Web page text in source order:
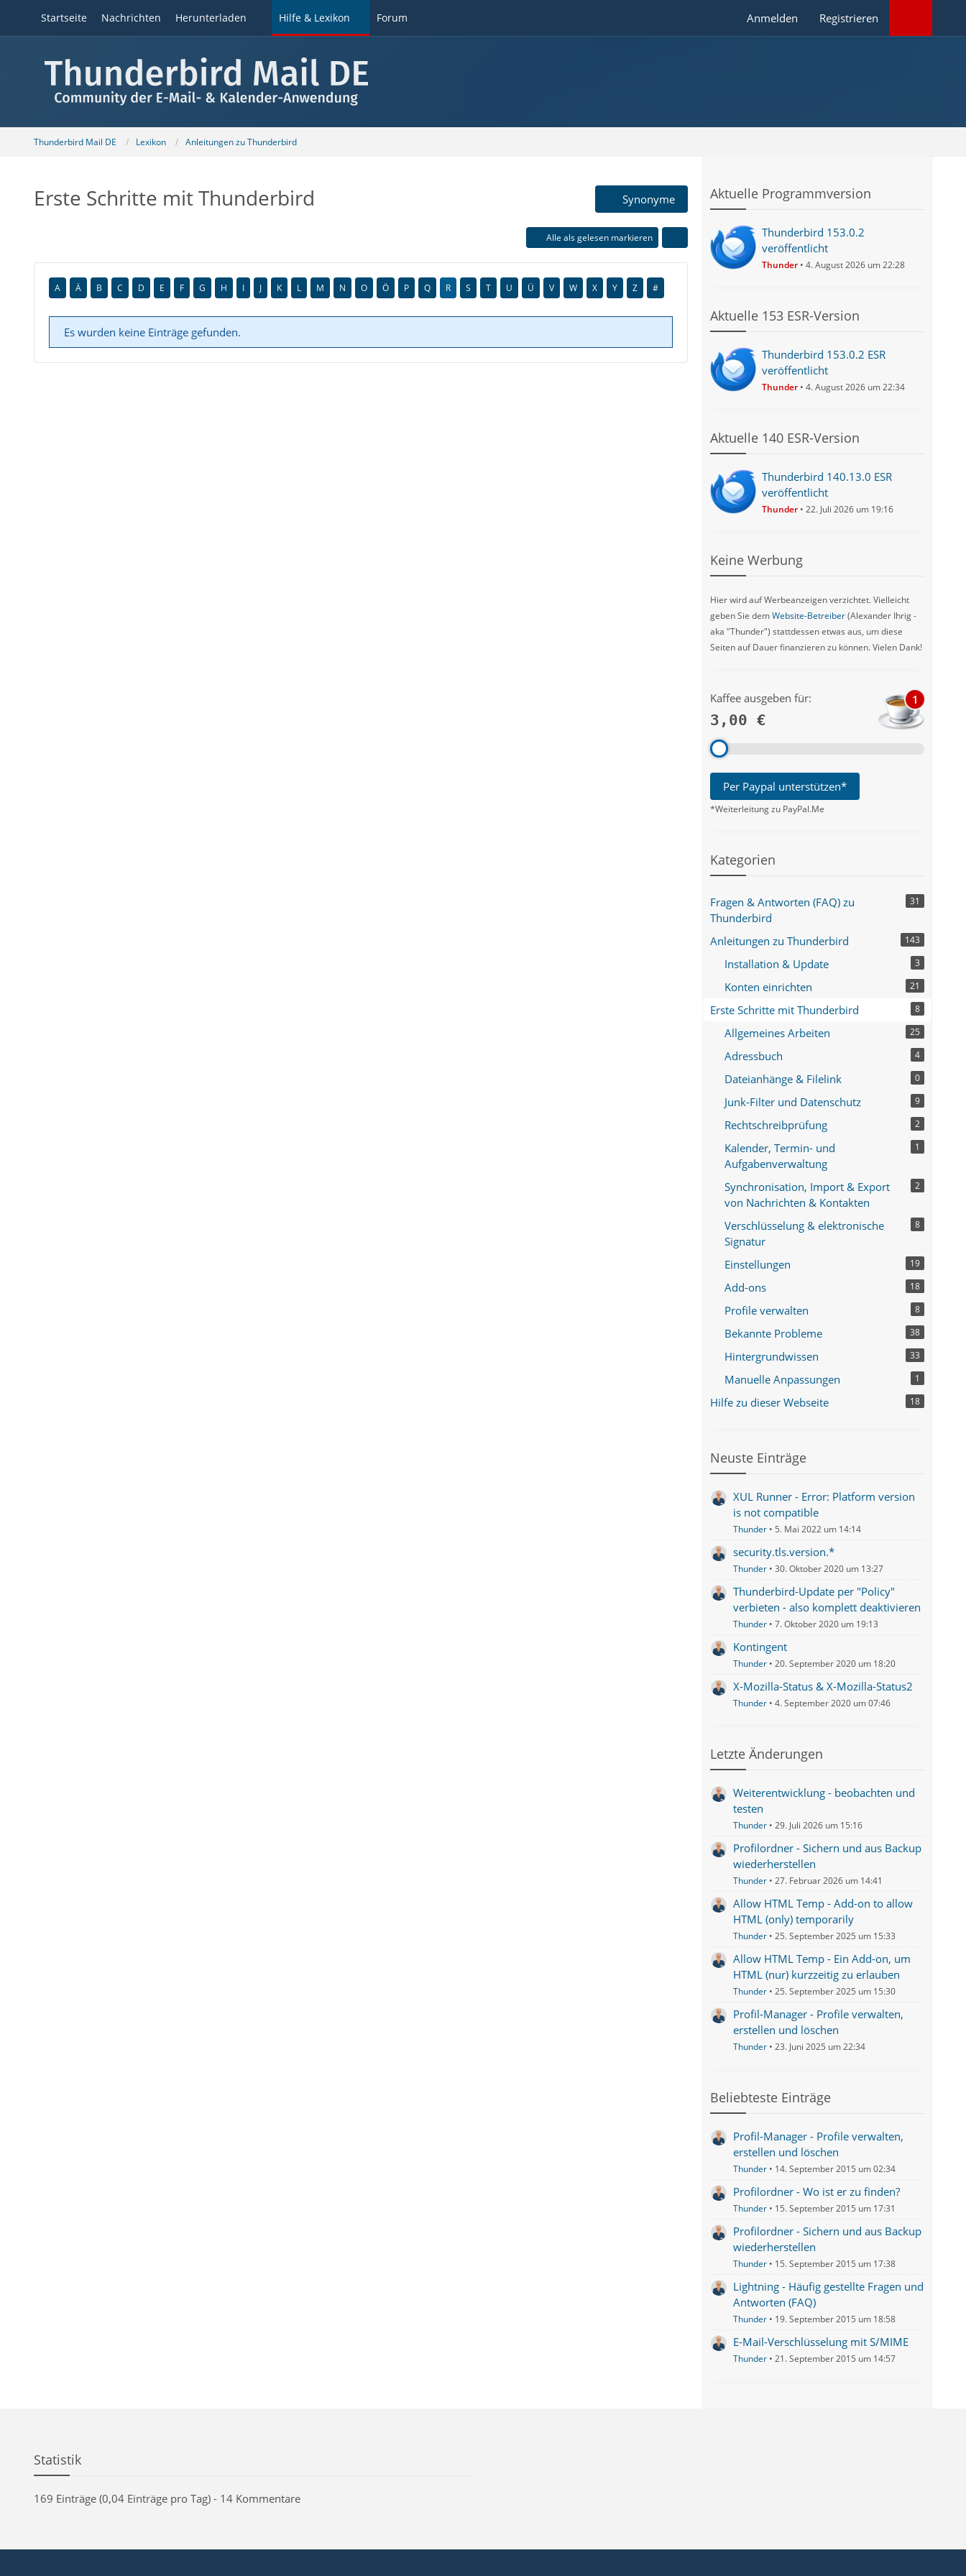
Startseite Nachrichten Herunterladen Hilfe & Lexikon Forum Anmelden Registrieren
Thunderbird Mail DE Lexikon Anleitungen zu Thunderbird
Erste Schritte mit Thunderbird Synonyme
Alle als gelesen markieren
A Ä B C D E F G H I J K L M N O Ö P Q R S T U Ü V W X Y Z #
Es wurden keine Einträge gefunden.
Aktuelle Programmversion
Thunderbird 153.0.2
veröffentlicht
Thunder 4. August 2026 um 22:28
Aktuelle 153 ESR-Version
Thunderbird 153.0.2 ESR
veröffentlicht
Thunder 4. August 2026 um 22:34
Aktuelle 140 ESR-Version
Thunderbird 140.13.0 ESR
veröffentlicht
Thunder 22. Juli 2026 um 19:16
Keine Werbung
Hier wird auf Werbeanzeigen verzichtet. Vielleicht
geben Sie demWebsite-Betreiber(Alexander Ihrig -
aka "Thunder") stattdessen etwas aus, um diese
Seiten auf Dauer finanzieren zu können. Vielen Dank!
Kaffee ausgeben für:
3,00 €
1
Per Paypal unterstützen*
*Weiterleitung zu PayPal.Me
Kategorien
Fragen & Antworten (FAQ) zu
Thunderbird
31
Anleitungen zu Thunderbird 143
Installation & Update 3
Konten einrichten 21
Erste Schritte mit Thunderbird 8
Allgemeines Arbeiten 25
Adressbuch 4
Dateianhänge & Filelink 0
Junk-Filter und Datenschutz 9
Rechtschreibprüfung 2
Kalender, Termin- und
Aufgabenverwaltung
1
Synchronisation, Import & Export
von Nachrichten & Kontakten
2
Verschlüsselung & elektronische
Signatur
8
Einstellungen 19
Add-ons 18
Profile verwalten 8
Bekannte Probleme 38
Hintergrundwissen 33
Manuelle Anpassungen 1
Hilfe zu dieser Webseite 18
Neuste Einträge
XUL Runner - Error: Platform version
is not compatible
Thunder 5. Mai 2022 um 14:14
security.tls.version.*
Thunder 30. Oktober 2020 um 13:27
Thunderbird-Update per "Policy"
verbieten - also komplett deaktivieren
Thunder 7. Oktober 2020 um 19:13
Kontingent
Thunder 20. September 2020 um 18:20
X-Mozilla-Status & X-Mozilla-Status2
Thunder 4. September 2020 um 07:46
Letzte Änderungen
Weiterentwicklung - beobachten und
testen
Thunder 29. Juli 2026 um 15:16
Profilordner - Sichern und aus Backup
wiederherstellen
Thunder 27. Februar 2026 um 14:41
Allow HTML Temp - Add-on to allow
HTML (only) temporarily
Thunder 25. September 2025 um 15:33
Allow HTML Temp - Ein Add-on, um
HTML (nur) kurzzeitig zu erlauben
Thunder 25. September 2025 um 15:30
Profil-Manager - Profile verwalten,
erstellen und löschen
Thunder 23. Juni 2025 um 22:34
Beliebteste Einträge
Profil-Manager - Profile verwalten,
erstellen und löschen
Thunder 14. September 2015 um 02:34
Profilordner - Wo ist er zu finden?
Thunder 15. September 2015 um 17:31
Profilordner - Sichern und aus Backup
wiederherstellen
Thunder 15. September 2015 um 17:38
Lightning - Häufig gestellte Fragen und
Antworten (FAQ)
Thunder 19. September 2015 um 18:58
E-Mail-Verschlüsselung mit S/MIME
Thunder 21. September 2015 um 14:57
Statistik
169 Einträge (0,04 Einträge pro Tag) - 14 Kommentare